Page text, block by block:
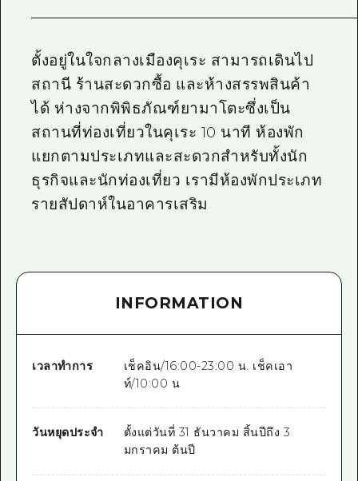
ตั้งอยู่ในใจกลางเมืองคุเระ สามารถเดินไป
สถานี ร้านสะดวกซื้อ และห้างสรรพสินค้า
ได้ ห่างจากพิพิธภัณฑ์ยามาโตะซึ่งเป็น
สถานที่ท่องเที่ยวในคุเระ 10 นาที ห้องพัก
แยกตามประเภทและสะดวกสำหรับทั้งนัก
ธุรกิจและนักท่องเที่ยว เรามีห้องพักประเภท
รายสัปดาห์ในอาคารเสริม
INFORMATION
เวลาทำการ
เช็คอิน/16:00-23:00 น. เช็คเอา
ท์/10:00 น
วันหยุดประจำ
ตั้งแต่วันที่ 31 ธันวาคม สิ้นปีถึง 3
มกราคม ต้นปี